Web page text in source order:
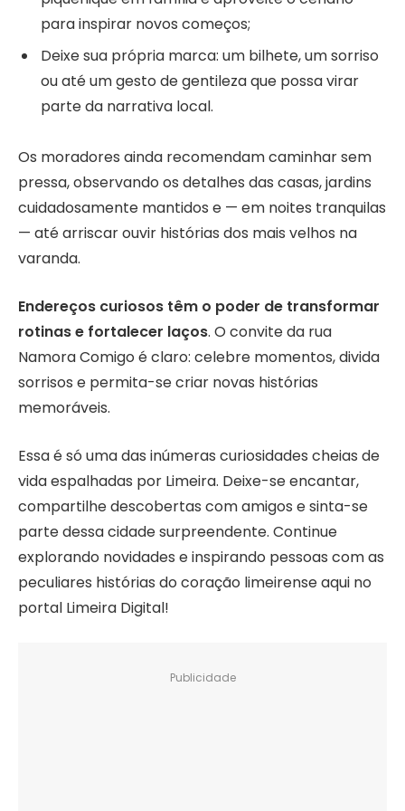
para inspirar novos começos;
Deixe sua própria marca: um bilhete, um sorriso
ou até um gesto de gentileza que possa virar
parte da narrativa local.
Os moradores ainda recomendam caminhar sem
pressa, observando os detalhes das casas, jardins
cuidadosamente mantidos e — em noites tranquilas
— até arriscar ouvir histórias dos mais velhos na
varanda.
Endereços curiosos têm o poder de transformar
rotinas e fortalecer laços. O convite da rua
Namora Comigo é claro: celebre momentos, divida
sorrisos e permita-se criar novas histórias
memoráveis.
Essa é só uma das inúmeras curiosidades cheias de
vida espalhadas por Limeira. Deixe-se encantar,
compartilhe descobertas com amigos e sinta-se
parte dessa cidade surpreendente. Continue
explorando novidades e inspirando pessoas com as
peculiares histórias do coração limeirense aqui no
portal Limeira Digital!
Publicidade